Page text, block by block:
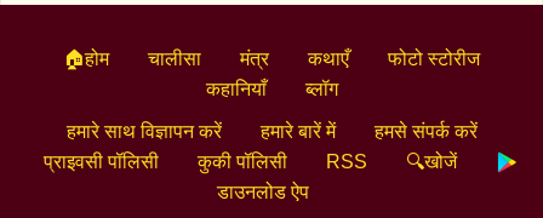
🏠होम चालीसा मंत्र कथाएँ
फोटो स्टोरीज
कहानियाँ
ब्लॉग
हमारे साथ विज्ञापन करें हमारे बारें में
हमसे संपर्क करें
प्राइवसी पॉलिसी
कुकी पॉलिसी RSS
🔍खोजें
डाउनलोड ऐप